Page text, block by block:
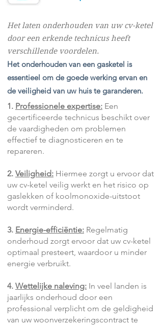
Het laten onderhouden van uw cv-ketel
door een erkende technicus heeft
verschillende voordelen.
Het onderhouden van een gasketel is
essentieel om de goede werking ervan en
de veiligheid van uw huis te garanderen.
​​​1. Professionele expertise: Een
gecertificeerde technicus beschikt over
de vaardigheden om problemen
effectief te diagnosticeren en te
repareren.
2. Veiligheid: Hiermee zorgt u ervoor dat
uw cv-ketel veilig werkt en het risico op
gaslekken of koolmonoxide-uitstoot
wordt verminderd.
3. Energie-efficiëntie: Regelmatig
onderhoud zorgt ervoor dat uw cv-ketel
optimaal presteert, waardoor u minder
energie verbruikt.
4. Wettelijke naleving: In veel landen is
jaarlijks onderhoud door een
professional verplicht om de geldigheid
van uw woonverzekeringscontract te